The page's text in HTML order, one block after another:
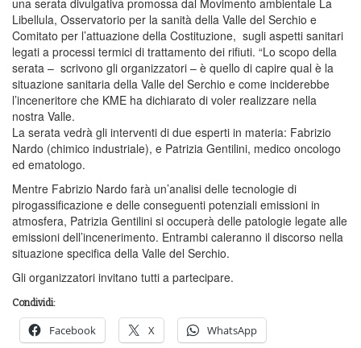
una serata divulgativa promossa dal Movimento ambientale La
Libellula, Osservatorio per la sanità della Valle del Serchio e
Comitato per l’attuazione della Costituzione, sugli aspetti sanitari
legati a processi termici di trattamento dei rifiuti. “Lo scopo della
serata – scrivono gli organizzatori – è quello di capire qual è la
situazione sanitaria della Valle del Serchio e come inciderebbe
l’inceneritore che KME ha dichiarato di voler realizzare nella
nostra Valle.
La serata vedrà gli interventi di due esperti in materia: Fabrizio
Nardo (chimico industriale), e Patrizia Gentilini, medico oncologo
ed ematologo.
Mentre Fabrizio Nardo farà un’analisi delle tecnologie di
pirogassificazione e delle conseguenti potenziali emissioni in
atmosfera, Patrizia Gentilini si occuperà delle patologie legate alle
emissioni dell’incenerimento. Entrambi caleranno il discorso nella
situazione specifica della Valle del Serchio.
Gli organizzatori invitano tutti a partecipare.
Condividi:
Facebook X WhatsApp